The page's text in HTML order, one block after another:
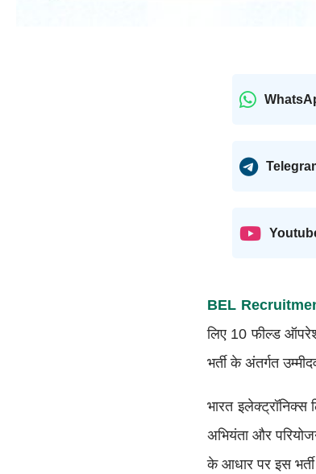
BEL
लिए 10 फील्ड
भर्ती के अंतर्गत
भारत इलेक्ट्रॉनिक्स
अभियंता और
के आधार पर इस